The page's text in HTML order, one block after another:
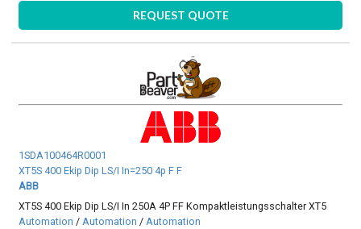
REQUEST QUOTE
1SDA100464R0001
XT5S 400 Ekip Dip LS/I In=250 4p F F
ABB
XT5S 400 Ekip Dip LS/I In 250A 4P FF Kompaktleistungsschalter XT5
Automation /Automation /Automation